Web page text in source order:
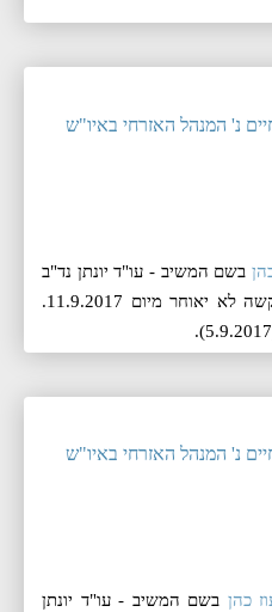
בשם המשיב - עו"ד יונתן נד"ב
החלטה המשיב יגיש תגובה לבקשה לא יאוחר מיום 11.9.2017.
כהן בשם המשיב - עו"ד יונתן